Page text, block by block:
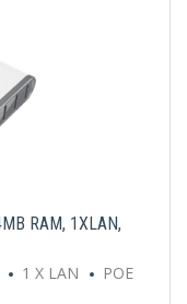
RAM, 1XLAN,
1 X LAN POE